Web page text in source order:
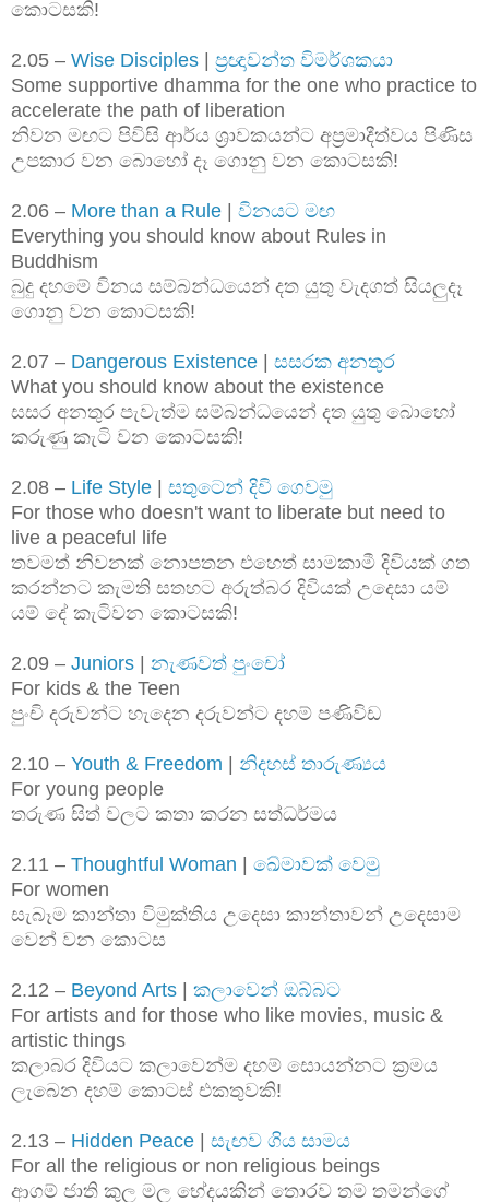
කොටසකි!
2.05 – Wise Disciples
ප්‍රඥාවන්ත විමර්ශකයා
Some supportive dhamma for the one who practice to
accelerate the path of liberation
නිවන මඟට පිවිසි ආර්ය ශ්‍රාවකයන්ට අප්‍රමාදීත්වය පිණිස
උපකාර වන බොහෝ දෑ ගොනු වන කොටසකි!
2.06 – More than a Rule
විනයට මඟ
Everything you should know about Rules in
Buddhism
බුදු දහමේ විනය සම්බන්ධයෙන් දත යුතු වැදගත් සියලුදෑ
ගොනු වන කොටසකි!
2.07 – Dangerous Existence
සසරක අනතුර
What you should know about the existence
සසර අනතුර පැවැත්ම සම්බන්ධයෙන් දත යුතු බොහෝ
කරුණු කැටි වන කොටසකි!
2.08 – Life Style
සතුටෙන් දිවි ගෙවමු
For those who doesn't want to liberate but need to
live a peaceful life
තවමත් නිවනක් නොපතන එහෙත් සාමකාමී දිවියක් ගත
කරන්නට කැමති සතහට අරුත්බර දිවියක් උදෙසා යම්
යම් දේ කැටිවන කොටසකි!
2.09 – Juniors
නැණවත් පුංචෝ
For kids & the Teen
පුංචි දරුවන්ට හැදෙන දරුවන්ට දහම් පණිවිඩ
2.10 – Youth & Freedom
නිදහස් තාරුණ්‍යය
For young people
තරුණ සිත් වලට කතා කරන සත්ධර්මය
2.11 – Thoughtful Woman
ඛේමාවක් වෙමු
For women
සැබෑම කාන්තා විමුක්තිය උදෙසා කාන්තාවන් උදෙසාම
වෙන් වන කොටස
2.12 – Beyond Arts
කලාවෙන් ඔබ්බට
For artists and for those who like movies, music &
artistic things
කලාබර දිවියට කලාවෙන්ම දහම් සොයන්නට ක්‍රමය
ලැබෙන දහම් කොටස් එකතුවකි!
2.13 – Hidden Peace
සැඟව ගිය සාමය
For all the religious or non religious beings
ආගම් ජාති කුල මල භේදයකින් තොරව තම තමන්ගේ